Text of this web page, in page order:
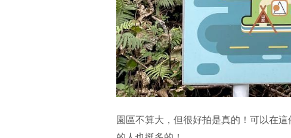
園區不算大，但很好拍是真的！可以在